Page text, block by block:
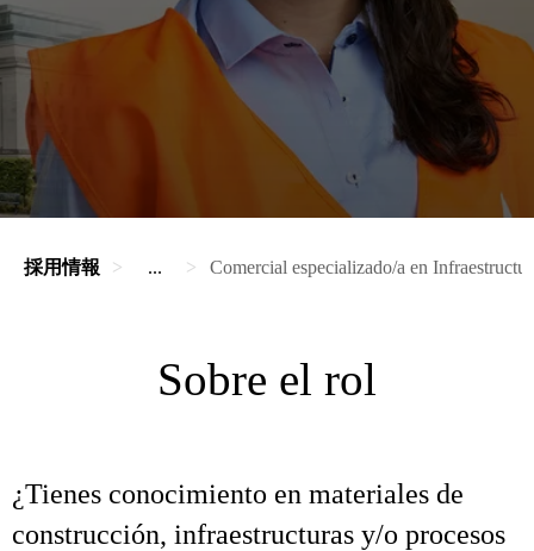
採用情報 ... Comercial especializado/a en
Sobre el rol
¿Tienes conocimiento en materiales de
construcción, infraestructuras y/o procesos